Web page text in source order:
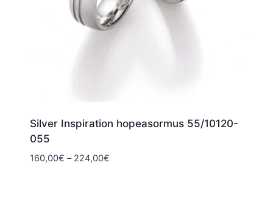
Silver Inspiration hopeasormus 55/10120-
055
160,00€ – 224,00€Hintaluokka: